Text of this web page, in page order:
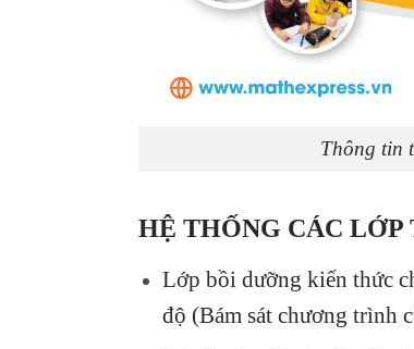
Thông tin
HỆ THỐNG CÁC LỚP
Lớp bồi dưỡng kiến thức
độ (Bám sát chương trình